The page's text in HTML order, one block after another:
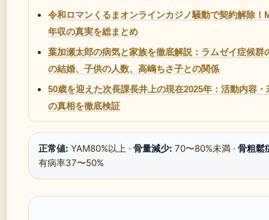
令和ロマンくるまオンラインカジノ騒動で契約解除
年収の真実を総まとめ
葉加瀬太郎の病気と家族を徹底解説：ラムゼイ症候
の結婚、子供の人数、高嶋ちさ子との関係
50歳を迎えた次長課長井上の現在2025年：活動内容
の真相を徹底検証
正常値: YAM80%以上 · 骨量減少: 70〜80%未満 · 骨粗鬆
有病率37〜50%